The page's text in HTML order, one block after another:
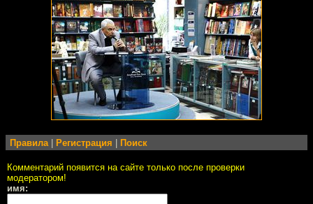
Правила Регистрация Поиск
Комментарий появится на сайте только после проверки
модератором!
имя: